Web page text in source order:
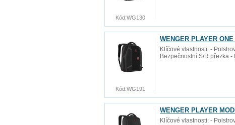
Kód:WG130
WENGER PLAYER
Klíčové vlastnosti: -
Bezpečnostní S/R přezka
Kód:WG191
WENGER PLAYER
Klíčové vlastnosti: -